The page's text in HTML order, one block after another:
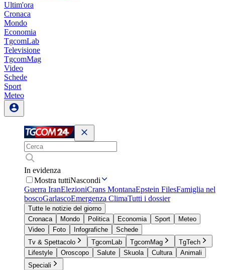
Ultim'ora
Cronaca
Mondo
Economia
TgcomLab
Televisione
TgcomMag
Video
Schede
Sport
Meteo
In evidenza
Mostra tuttiNascondi
Guerra IranElezioniCrans MontanaEpstein FilesFamiglia nel
boscoGarlascoEmergenza ClimaTutti i dossier
Tutte le notizie del giorno
Cronaca
Mondo Politica Economia Sport
Meteo
Video
Foto Infografiche
Schede
Tv & Spettacolo
TgcomLab TgcomMag
TgTech
Lifestyle
Oroscopo Salute Skuola Cultura
Animali
Speciali